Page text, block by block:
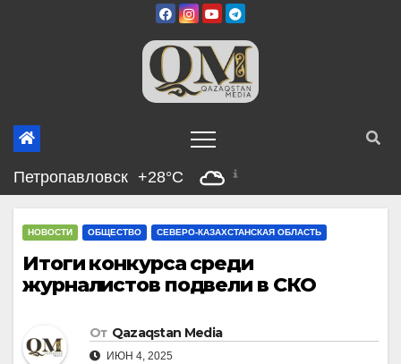
Петропавловск +28°C
НОВОСТИ ОБЩЕСТВО СЕВЕРО-КАЗАХСТАНСКАЯ ОБЛАСТЬ
Итоги конкурса среди
журналистов подвели в СКО
От Qazaqstan Media
ИЮН 4, 2025